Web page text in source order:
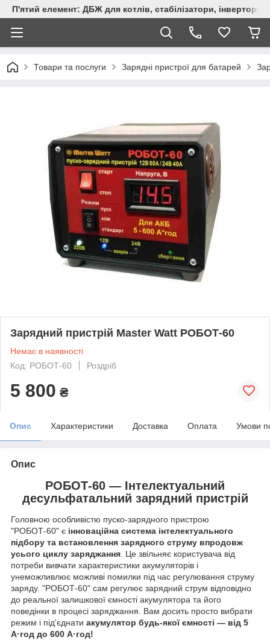
П'ятий елемент: ДБЖ для котлів, стабілізатори, інвертори,
Товари та послуги Зарядні пристрої для батарей
Зарядний пристрій Master Watt РОБОТ-60
Немає в наявності
Код: РОБОТ-60
Роздріб
5 800 ₴
Опис Характеристики Доставка Оплата Умови
Опис
РОБОТ-60 — Інтелектуальний
десульфатальний зарядний пристрій
Головною особливістю пуско-зарядного пристрою
"РОБОТ-60" є інноваційна система інтелектуального
підбору та встановлення зарядного струму впродовж
усього циклу заряджання. Це звільняє користувача від
потреби вивчати характеристики акумуляторів і
унеможливлює можливі помилки під час регулювання струму
заряду. "РОБОТ-60" сам регулює зарядний струм відповідно
до реальної залишкової ємності акумулятора та його
поведінки в процесі заряджання. Вам досить просто вибрати
режим і під'єднати акумулятор будь-якої ємності — від 5
А·год до 600 А·год!